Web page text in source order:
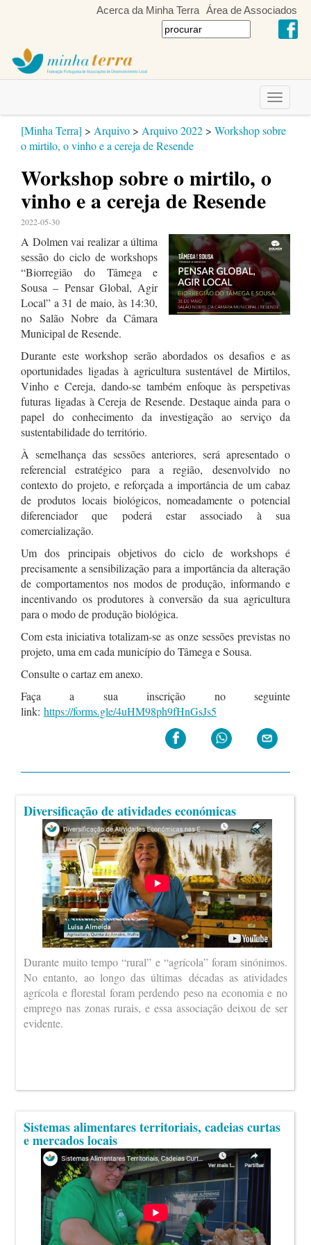
Acerca da Minha Terra Área de Associados
Toggle
[Minha Terra] > Arquivo > Arquivo 2022 > Workshop sobre
o mirtilo, o vinho e a cereja de Resende
Workshop sobre o mirtilo, o
vinho e a cereja de Resende
2022-05-30
A Dolmen vai realizar a última
sessão do ciclo de workshops
“Biorregião do Tâmega e
Sousa – Pensar Global, Agir
Local” a 31 de maio, às 14:30,
no Salão Nobre da Câmara
Municipal de Resende.
Durante este workshop serão abordados os desafios e as
oportunidades ligadas à agricultura sustentável de Mirtilos,
Vinho e Cereja, dando-se também enfoque às perspetivas
futuras ligadas à Cereja de Resende. Destaque ainda para o
papel do conhecimento da investigação ao serviço da
sustentabilidade do território.
À semelhança das sessões anteriores, será apresentado o
referencial estratégico para a região, desenvolvido no
contexto do projeto, e reforçada a importância de um cabaz
de produtos locais biológicos, nomeadamente o potencial
diferenciador que poderá estar associado à sua
comercialização.
Um dos principais objetivos do ciclo de workshops é
precisamente a sensibilização para a importância da alteração
de comportamentos nos modos de produção, informando e
incentivando os produtores à conversão da sua agricultura
para o modo de produção biológica.
Com esta iniciativa totalizam-se as onze sessões previstas no
projeto, uma em cada município do Tâmega e Sousa.
Consulte o cartaz em anexo.
Faça a sua inscrição no seguinte
link: https://forms.gle/4uHM98ph9fHnGsJs5
Diversificação de atividades económicas
Durante muito tempo “rural” e “agrícola” foram sinónimos.
No entanto, ao longo das últimas décadas as atividades
agrícola e florestal foram perdendo peso na economia e no
emprego nas zonas rurais, e essa associação deixou de ser
evidente.
Sistemas alimentares territoriais, cadeias curtas
e mercados locais